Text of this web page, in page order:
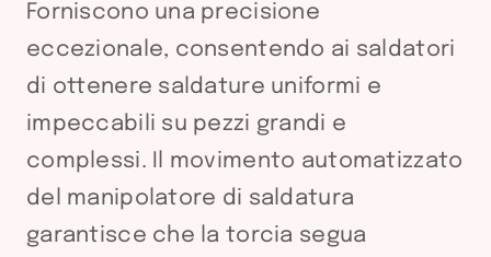
Forniscono una precisione
eccezionale, consentendo ai saldatori
di ottenere saldature uniformi e
impeccabili su pezzi grandi e
complessi. Il movimento automatizzato
del manipolatore di saldatura
garantisce che la torcia segua